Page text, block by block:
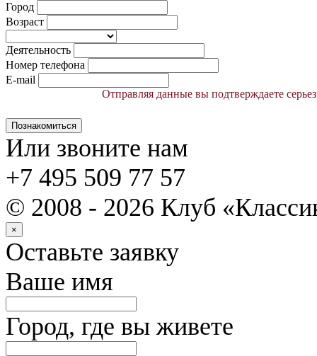
Город
Возраст
Деятельность
Номер телефона
E-mail
Отправляя данные вы подтверждаете
Познакомиться
Или звоните нам
+7 495 509 77 57
© 2008 - 2026 Клуб
×
Оставьте заявку
Ваше имя
Город, где вы живете